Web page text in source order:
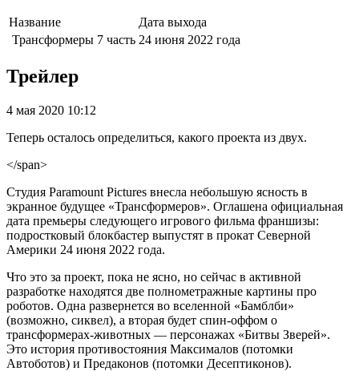
Название
Дата выхода
Трансформеры 7 часть 24 июня 2022 года
Трейлер
4 мая 2020 10:12
Теперь осталось определиться, какого проекта из двух.
</span>
Студия Paramount Pictures внесла небольшую ясность в
экранное будущее «Трансформеров». Оглашена официальная
дата премьеры следующего игрового фильма франшизы:
подростковый блокбастер выпустят в прокат Северной
Америки 24 июня 2022 года.
Что это за проект, пока не ясно, но сейчас в активной
разработке находятся две полнометражные картины про
роботов. Одна развернется во вселенной «Бамблби»
(возможно, сиквел), а вторая будет спин-оффом о
трансформерах-животных — персонажах «Битвы Зверей».
Это история противостояния Максималов (потомки
Автоботов) и Предаконов (потомки Десептиконов).